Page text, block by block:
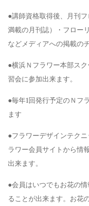
●講師資格取得後、月刊
満載の月刊誌）・フロー
などメディアへの掲載の
●横浜Ｎフラワー本部ス
習会に参加出来ます。
●毎年1回発行予定のＮフ
ます
●フラワーデザインテク
ラワー会員サイトから情
出来ます。
●会員はいつでもお花の
ることが出来ます。お花